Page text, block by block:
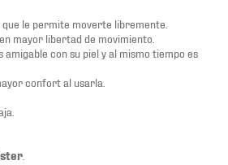
le permite moverte libremente.
mayor libertad de movimiento.
amigable con su piel y al mismo tiempo es
confort al usarla.